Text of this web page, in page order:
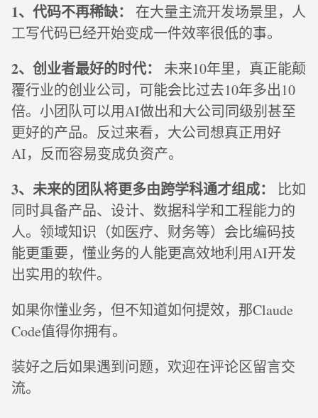
1、代码不再稀缺：
在大量主流开发场景里，人
工写代码已经开始变成一件效率很低的事。
2、创业者最好的时代：
未来10年里，真正能颠
覆行业的创业公司，可能会比过去10年多出10
倍。小团队可以用AI做出和大公司同级别甚至
更好的产品。反过来看，大公司想真正用好
AI，反而容易变成负资产。
3、未来的团队将更多由跨学科通才组成：
比如
同时具备产品、设计、数据科学和工程能力的
人。领域知识（如医疗、财务等）会比编码技
能更重要，懂业务的人能更高效地利用AI开发
出实用的软件。
如果你懂业务，但不知道如何提效，那Claude
Code值得你拥有。
装好之后如果遇到问题，欢迎在评论区留言交
流。